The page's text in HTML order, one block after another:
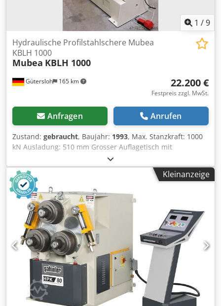
1 /9
Gütersloh 165 km
Hydraulische Profilstahlschere Mubea
KBLH 1000
Mubea KBLH 1000
22.200 €
Festpreis zzgl. MwSt.
Anfragen Anrufen
Zustand: gebraucht, Baujahr: 1993, Max. Stanzkraft: 1000
kN Ausladung: 510 mm Grosser Auflagetisch mit
Materialanschlaegen an Stanzseite Elektrischer
Kontaktlaengenanschlag fuer Scherseite Hydraulischer
Niederhalter fuer Profil- und Flachstahlschere Schneidet
an der Flachstahlschere 500 x 20 mm Locht z.B. 40 mm
Durchmesser in 22 mm Flacheisen Dwodpfx Ahef Nwn Aj
Rsa Sortiment an Werkzeugen ist im Preis inbegriffen
Gewicht: 5.000 kg Sehr guter Zustand
Kleinanzeige